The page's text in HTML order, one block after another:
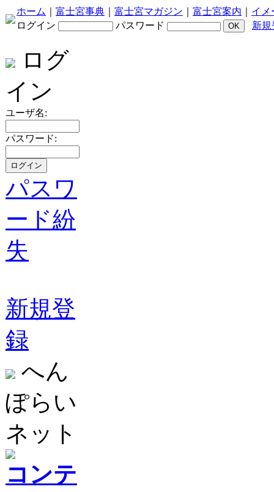
ホーム 富士宮事典 富士宮マガジン 富士宮案内
イメ
ログイン
パスワード 新規
ログ
イン
ユーザ名:
パスワード:
パスワ
ード紛
失
新規登
録
へん
ぽらい
ネット
コンテ